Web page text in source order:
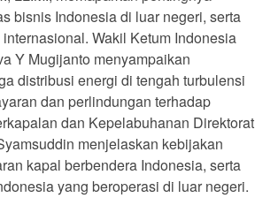
bisnis Indonesia di luar negeri, serta
Wakil Ketum Indonesia
Y Mugijanto menyampaikan
distribusi energi di tengah turbulensi
dan perlindungan terhadap
dan Kepelabuhanan Direktorat
menjelaskan kebijakan
kapal berbendera Indonesia, serta
yang beroperasi di luar negeri.